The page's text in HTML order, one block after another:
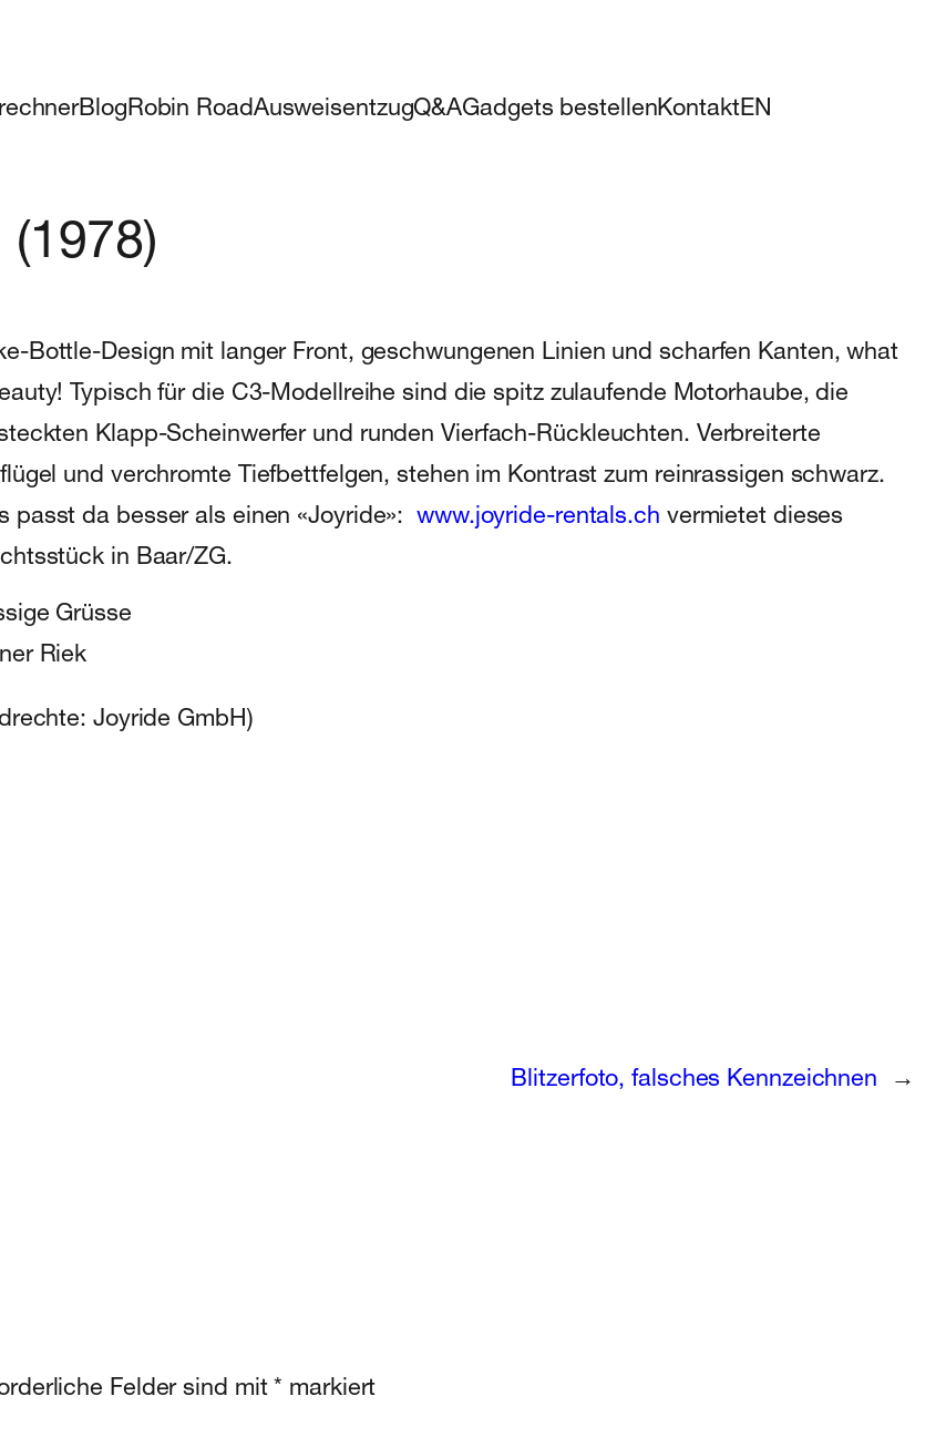
Blog Robin RoadAusweisentzugQ&AGadgets bestellenKontaktEN
Bottle-Design mit langer Front, geschwungenen Linien und scharfen Kanten, what
Typisch für die C3-Modellreihe sind die spitz zulaufende Motorhaube, die
Klapp-Scheinwerfer und runden Vierfach-Rückleuchten. Verbreiterte
und verchromte Tiefbettfelgen, stehen im Kontrast zum reinrassigen schwarz.
passt da besser als einen «Joyride»:www.joyride-rentals.ch vermietet dieses
in Baar/ZG.
Grüsse
Riek
Joyride GmbH)
Blitzerfoto, falsches Kennzeichnen →
Felder sind mit * markiert